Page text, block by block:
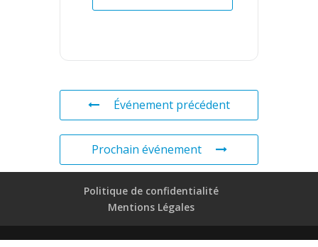
Événement précédent
Prochain événement
Politique de confidentialité
Mentions Légales